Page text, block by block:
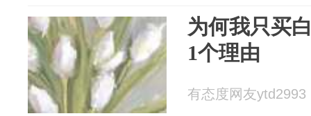
为何我只买
1个理由
有态度网友ytd2993